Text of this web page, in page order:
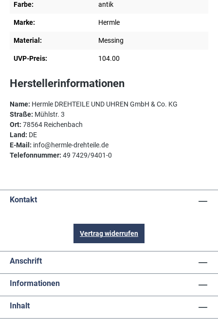
Farbe: antik
Marke: Hermle
Material: Messing
UVP-Preis: 104.00
Herstellerinformationen
Name: Hermle DREHTEILE UND UHREN GmbH & Co. KG
Straße: Mühlstr. 3
Ort: 78564 Reichenbach
Land: DE
E-Mail: info@hermle-drehteile.de
Telefonnummer: 49 7429/9401-0
Kontakt
Vertrag widerrufen
Anschrift
Informationen
Inhalt